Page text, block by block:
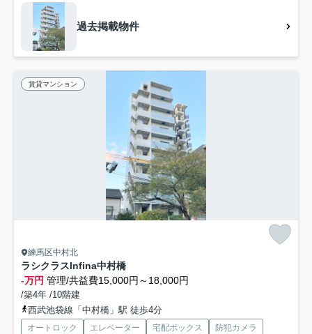
過去掲載物件
賃貸マンション
練馬区中村北
ラシクラスInfina中村橋
-万円 管理/共益費15,000円～18,000円
/築4年 /10階建
西武池袋線「中村橋」駅 徒歩4分
オートロック エレベーター 宅配ボックス
防犯カメラ